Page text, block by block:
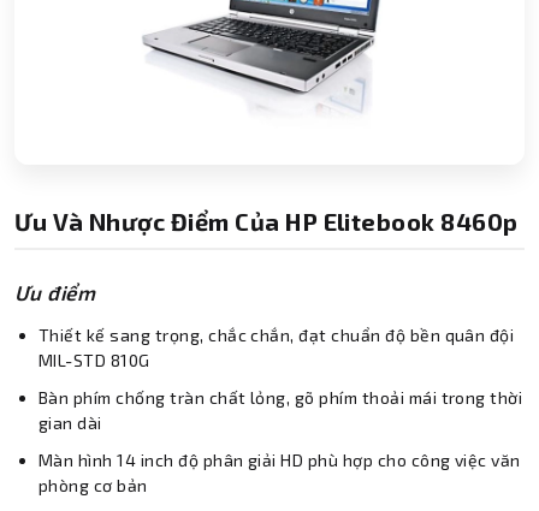
Ưu Và Nhược Điểm Của HP Elitebook 8460p
Ưu điểm
Thiết kế sang trọng, chắc chắn, đạt chuẩn độ bền quân đội
MIL-STD 810G
Bàn phím chống tràn chất lỏng, gõ phím thoải mái trong thời
gian dài
Màn hình 14 inch độ phân giải HD phù hợp cho công việc văn
phòng cơ bản